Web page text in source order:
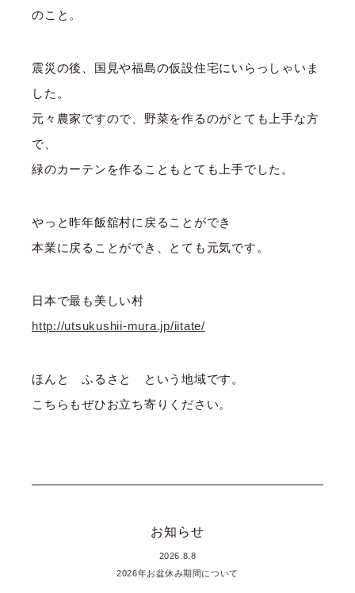
のこと。
震災の後、国見や福島の仮設住宅にいらっしゃいま
した。
元々農家ですので、野菜を作るのがとても上手な方
で、
緑のカーテンを作ることもとても上手でした。
やっと昨年飯舘村に戻ることができ
本業に戻ることができ、とても元気です。
日本で最も美しい村
http://utsukushii-mura.jp/iitate/
ほんと ふるさと という地域です。
こちらもぜひお立ち寄りください。
お知らせ
2026.8.8
2026年お盆休み期間について